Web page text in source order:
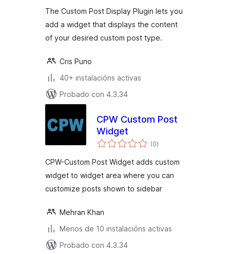
The Custom Post Display Plugin lets you
add a widget that displays the content
of your desired custom post type.
Cris Puno
40+ instalacións activas
Probado con 4.3.34
CPW Custom Post
Widget
(0valoracións
totais
)
CPW-Custom Post Widget adds custom
widget to widget area where you can
customize posts shown to sidebar
Mehran Khan
Menos de 10 instalacións activas
Probado con 4.3.34